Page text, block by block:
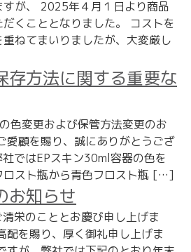
すが、 2025年４月１日より商品
くこととなりました。 コストを
ねてまいりましたが、大変厳し
存方法に関する重要な
色変更および保管方法変更のお
愛顧を賜り、誠にありがとうござ
ではEPスキン30ml容器の色を
ロスト瓶から青色フロスト瓶 […]
お知らせ
栄のこととお慶び申し上げま
配を賜り、厚く御礼申し上げま